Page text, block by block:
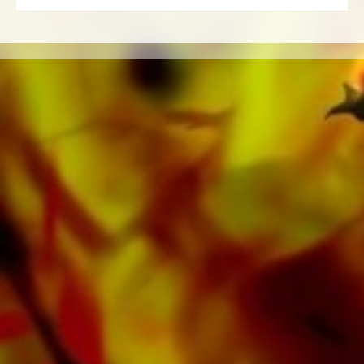
Schwierigkeitsgrad C (mittel) anzeigen.
Blasmusikkompositionen, welche im
Musikverlag Obrasso erschienen sind. Neben
Georges Bizet sind über 100 Komponisten und
Arrangeure für das Schweizer
Musikverlagshaus tätig. Neben Noten für Brass
Band finden Sie im Onlineshop auch Literatur in
weiteren Besetzungen wie Brass Band,
Blasorchester, Jugendblasorchester,
Blechbläserensemble, Holzbläserensemble,
Sinfonieorchester sowie CDs und
Schulmaterial. Auf den Tonträgern von
Obrasso Records wurde ein grosser Teil der
verlagseigenen Literatur von Top Brass Bands